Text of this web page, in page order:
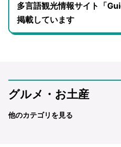
多言語観光情報サイト「
掲載しています
グルメ・お土産
他のカテゴリを見る